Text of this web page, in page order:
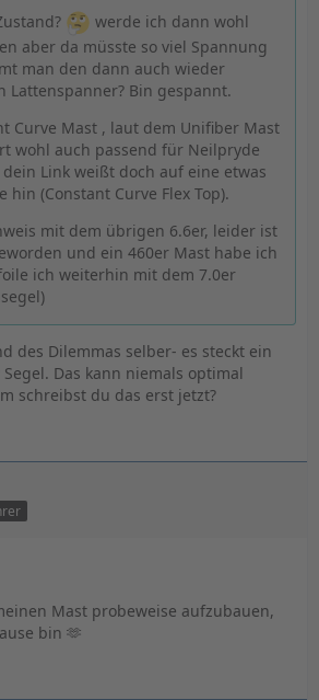
werde ich dann wohl
aber da müsste so viel Spannung
man den dann auch wieder
Lattenspanner? Bin gespannt.
Curve Mast , laut dem Unifiber Mast
wohl auch passend für Neilpryde
Link weißt doch auf eine etwas
hin (Constant Curve Flex Top).
mit dem übrigen 6.6er, leider ist
und ein 460er Mast habe ich
ich weiterhin mit dem 7.0er
des Dilemmas selber- es steckt ein
Das kann niemals optimal
schreibst du das erst jetzt?
Mast probeweise aufzubauen,
bin 🫶